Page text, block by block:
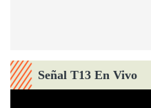
Señal T13 En Vivo